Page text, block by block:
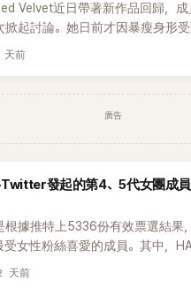
Velvet近日帶著新作品回歸，
掀起討論。她日前才因暴瘦身形
台上使用臀墊，如今最新打歌舞台
前
廣告
發起的第4、5代女團成員
根據推特上5336份有效票選結果
受女性粉絲喜愛的成員。其中，
三名，展現了她們在女性社群中的
天前